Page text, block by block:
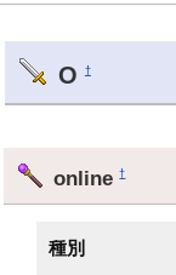
O †
online†
種別